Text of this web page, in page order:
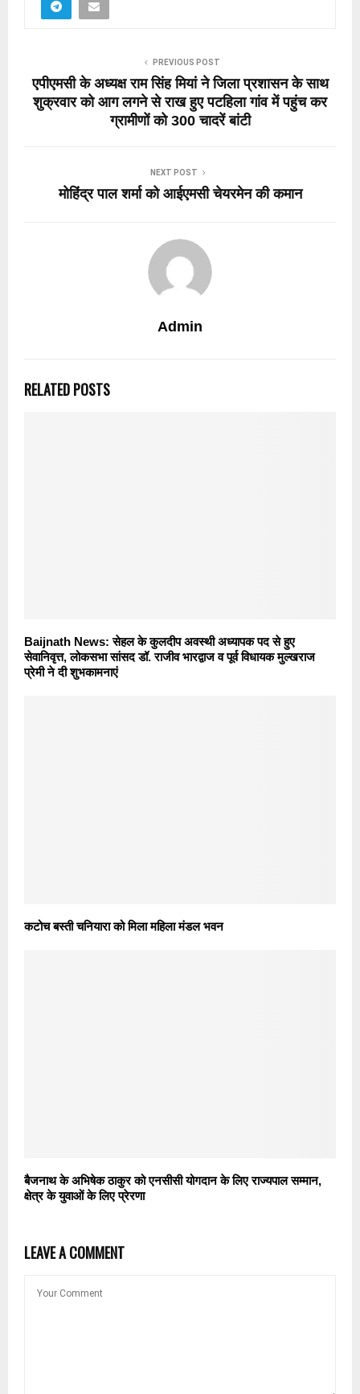
PREVIOUS POST
एपीएमसी के अध्यक्ष राम सिंह मियां ने जिला प्रशासन के साथ
शुक्रवार को आग लगने से राख हुए पटहिला गांव में पहुंच कर
ग्रामीणों को 300 चादरें बांटी
NEXT POST
मोहिंद्र पाल शर्मा को आईएमसी चेयरमेन की कमान
Admin
RELATED POSTS
Baijnath News: सेहल के कुलदीप अवस्थी अध्यापक पद से हुए
सेवानिवृत्त, लोकसभा सांसद डॉ. राजीव भारद्वाज व पूर्व विधायक मुल्खराज
प्रेमी ने दी शुभकामनाएं
कटोच बस्ती चनियारा को मिला महिला मंडल भवन
बैजनाथ के अभिषेक ठाकुर को एनसीसी योगदान के लिए राज्यपाल सम्मान,
क्षेत्र के युवाओं के लिए प्रेरणा
LEAVE A COMMENT